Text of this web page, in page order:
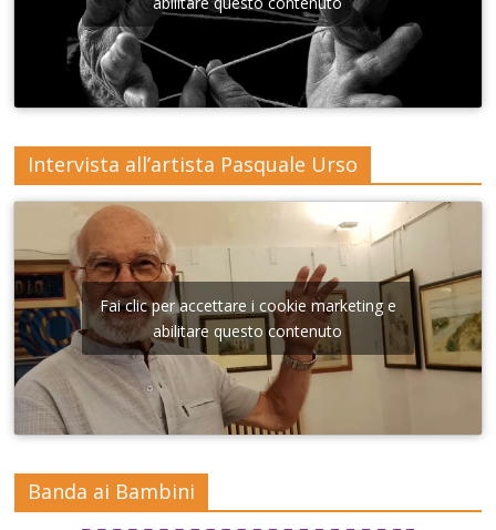
Intervista all’artista Pasquale Urso
Fai clic per accettare i cookie marketing e
abilitare questo contenuto
Banda ai Bambini